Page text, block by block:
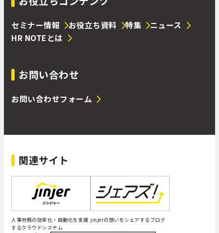
セミナー情報 お役立ち資料 特集
ニュース
HR NOTEとは
お問い合わせ
お問い合わせフォーム
関連サイト
人事労務の効率化・自動化を支援
するクラウドシステム
jinjerの想いをシェアするブログ